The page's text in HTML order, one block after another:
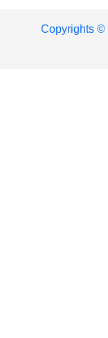
Copyrights ©